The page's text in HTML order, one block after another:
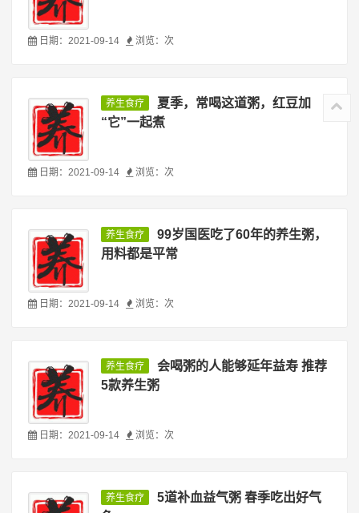
日期：2021-09-14 浏览： 次
养生食疗
夏季，常喝这道粥，红豆加
“它”一起煮
日期：2021-09-14 浏览： 次
养生食疗
99岁国医吃了60年的养生粥，
用料都是平常
日期：2021-09-14 浏览： 次
养生食疗
会喝粥的人能够延年益寿 推荐
5款养生粥
日期：2021-09-14 浏览： 次
养生食疗
5道补血益气粥 春季吃出好气